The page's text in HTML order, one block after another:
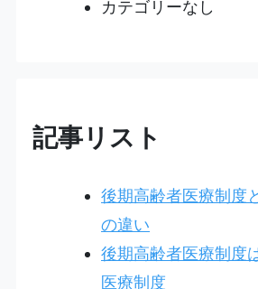
カテゴリーなし
記事リスト
後期高齢者医療制度
の違い
後期高齢者医療制度
医療制度